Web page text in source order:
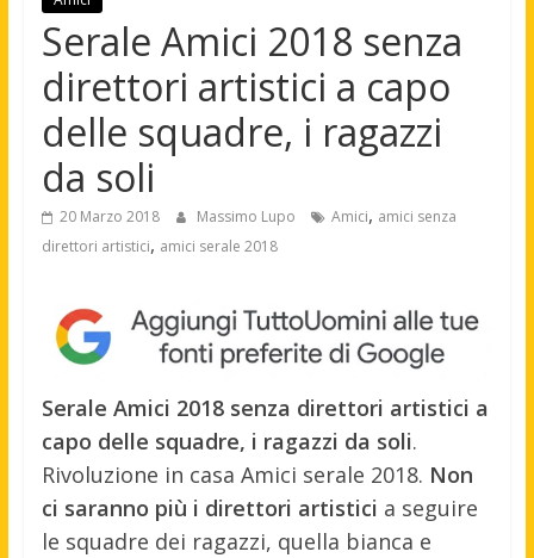
Serale Amici 2018 senza
direttori artistici a capo
delle squadre, i ragazzi
da soli
20 Marzo 2018 Massimo Lupo Amici, amici senza
direttori artistici, amici serale 2018
Serale Amici 2018 senza direttori artistici a
capo delle squadre, i ragazzi da soli.
Rivoluzione in casa Amici serale 2018. Non
ci saranno più i direttori artistici a seguire
le squadre dei ragazzi, quella bianca e